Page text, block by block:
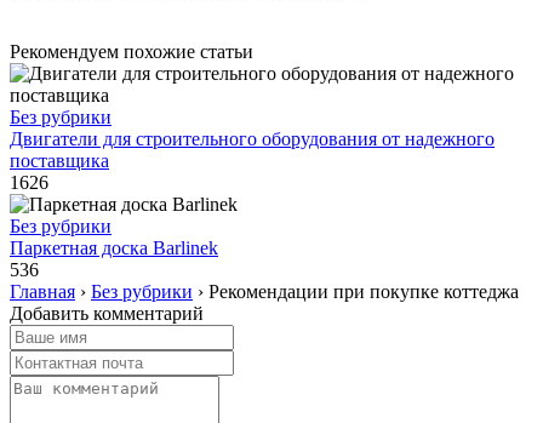
Рекомендуем похожие статьи
Без рубрики
Двигатели для строительного оборудования от надежного
поставщика
1626
Без рубрики
Паркетная доска Barlinek
536
Главная › Без рубрики › Рекомендации при покупке коттеджа
Добавить комментарий